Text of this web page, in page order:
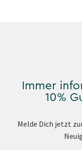
Immer
10%
Melde Dich jetzt